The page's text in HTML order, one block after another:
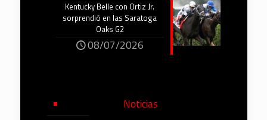
Kentucky Belle con Ortiz Jr.
sorprendió en las Saratoga
Oaks G2
08/07/2026
Noticias